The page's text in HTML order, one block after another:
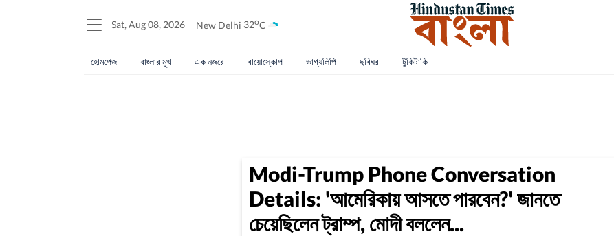
Sat, Aug 08, 2026 New Delhi 32oC
হোমপেজ বাংলার মুখ এক নজরে বায়োস্কোপ ভাগ্যলিপি ছবিঘর টুকিটাকি
Modi-Trump Phone Conversation
Details: 'আমেরিকায় আসতে পারবেন?' জানতে
চেয়েছিলেন ট্রাম্প, মোদী বললেন...